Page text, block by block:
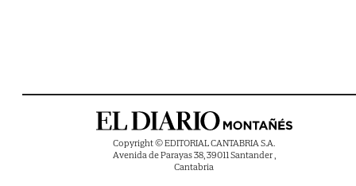
Copyright © EDITORIAL CANTABRIA S.A.
Avenida de Parayas 38, 39011 Santander ,
Cantabria